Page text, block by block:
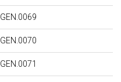
GEN.0069
GEN.0070
GEN.0071